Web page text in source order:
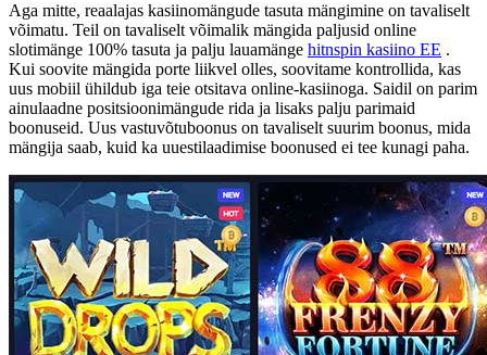
Aga mitte, reaalajas kasiinomängude tasuta mängimine on tavaliselt
võimatu. Teil on tavaliselt võimalik mängida paljusid online
slotimänge 100% tasuta ja palju lauamänge hitnspin kasiino EE .
Kui soovite mängida porte liikvel olles, soovitame kontrollida, kas
uus mobiil ühildub iga teie otsitava online-kasiinoga. Saidil on parim
ainulaadne positsioonimängude rida ja lisaks palju parimaid
boonuseid. Uus vastuvõtuboonus on tavaliselt suurim boonus, mida
mängija saab, kuid ka uuestilaadimise boonused ei tee kunagi paha.